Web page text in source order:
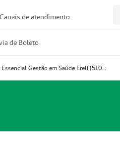
Canais de atendimento
de Boleto
Prestador Essencial Gestão em Saúde Ereli (51004354-7)